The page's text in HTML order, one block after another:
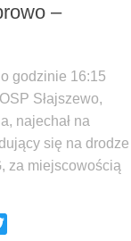
–
godzinie 16:15
Słajszewo,
najechał na
się na drodze
za miejscowością